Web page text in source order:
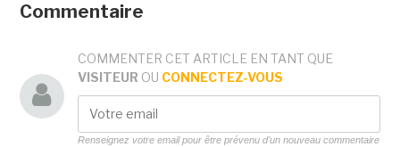
Commentaire
COMMENTER CET ARTICLE EN TANT QUE
VISITEUR OU CONNECTEZ-VOUS
Renseignez votre email pour être prévenu d'un nouveau commentaire